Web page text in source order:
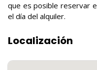
que es posible reservar
el día del alquiler.
Localización